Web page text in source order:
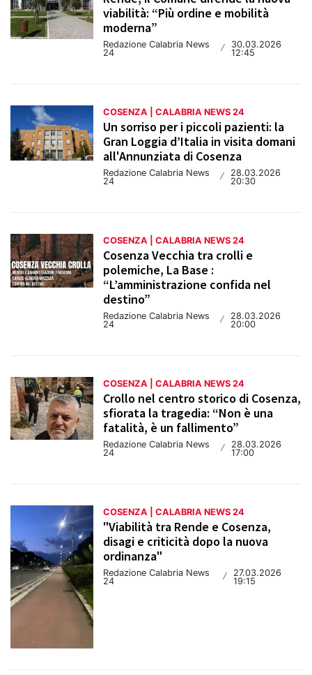
viabilità: “Più ordine e mobilità
moderna”
Redazione Calabria News
24
/
30.03.2026
12:45
COSENZA | CALABRIA NEWS 24
Un sorriso per i piccoli pazienti: la
Gran Loggia d’Italia in visita domani
all'Annunziata di Cosenza
Redazione Calabria News
24
/
28.03.2026
20:30
COSENZA | CALABRIA NEWS 24
Cosenza Vecchia tra crolli e
polemiche, La Base :
“L’amministrazione confida nel
destino”
Redazione Calabria News
24
/
28.03.2026
20:00
COSENZA | CALABRIA NEWS 24
Crollo nel centro storico di Cosenza,
sfiorata la tragedia: “Non è una
fatalità, è un fallimento”
Redazione Calabria News
24
/
28.03.2026
17:00
COSENZA | CALABRIA NEWS 24
"Viabilità tra Rende e Cosenza,
disagi e criticità dopo la nuova
ordinanza"
Redazione Calabria News
24
/
27.03.2026
19:15